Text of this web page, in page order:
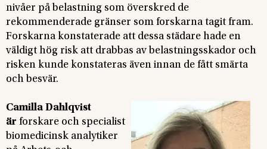
nivåer på belastning som överskred de
rekommenderade gränser som forskarna tagit fram.
Forskarna konstaterade att dessa städare hade en
väldigt hög risk att drabbas av belastningsskador och
risken kunde konstateras även innan de fått smärta
och besvär.
Camilla Dahlqvist
är forskare och specialist
biomedicinsk analytiker